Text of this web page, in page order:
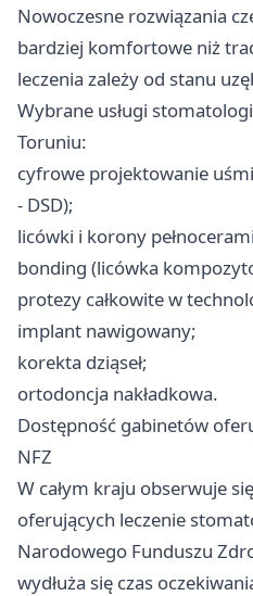
Nowoczesne rozwiązania
bardziej komfortowe niż
leczenia zależy od stanu
Wybrane usługi
Toruniu:
cyfrowe projektowanie
- DSD);
licówki i korony
bonding (licówka
protezy całkowite w
implant nawigowany;
korekta dziąseł;
ortodoncja nakładkowa.
Dostępność gabinetów
NFZ
W całym kraju obserwuje
oferujących leczenie
Narodowego Funduszu
wydłuża się czas